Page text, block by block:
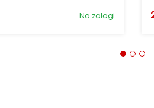
Na zalogi